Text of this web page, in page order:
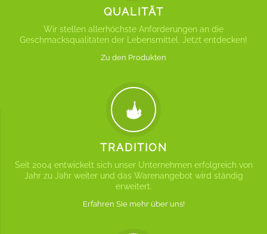
QUALITÄT
Wir stellen allerhöchste Anforderungen an die
Geschmacksqualitäten der Lebensmittel. Jetzt entdecken!
Zu den Produkten
TRADITION
Seit 2004 entwickelt sich unser Unternehmen erfolgreich von
Jahr zu Jahr weiter und das Warenangebot wird ständig
erweitert.
Erfahren Sie mehr über uns!